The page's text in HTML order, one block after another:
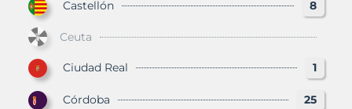
Castellón 8
Ceuta
Ciudad Real 1
Córdoba 25